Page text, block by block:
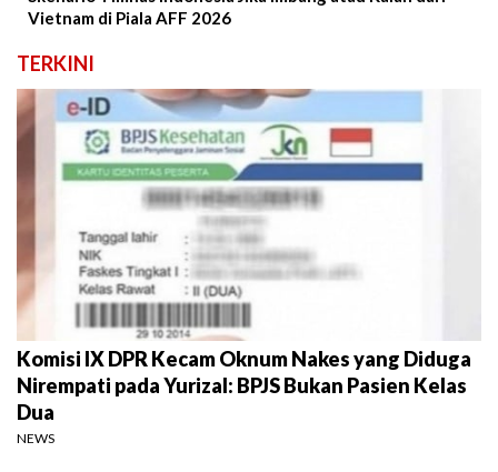
Vietnam di Piala AFF 2026
TERKINI
Komisi IX DPR Kecam Oknum Nakes yang Diduga
Nirempati pada Yurizal: BPJS Bukan Pasien Kelas
Dua
NEWS